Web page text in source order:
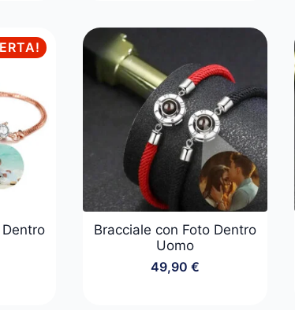
Bracciale con Foto Dentro
Uomo
49,90 €